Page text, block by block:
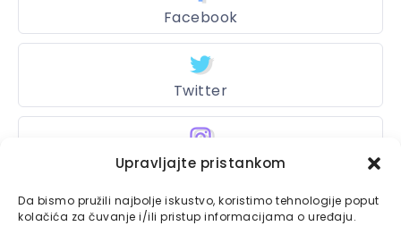
Upravljajte pristankom
Da bismo pružili najbolje iskustvo, koristimo tehnologije poput
kolačića za čuvanje i/ili pristup informacijama o uređaju.
Facebook
Twitter
Instagram